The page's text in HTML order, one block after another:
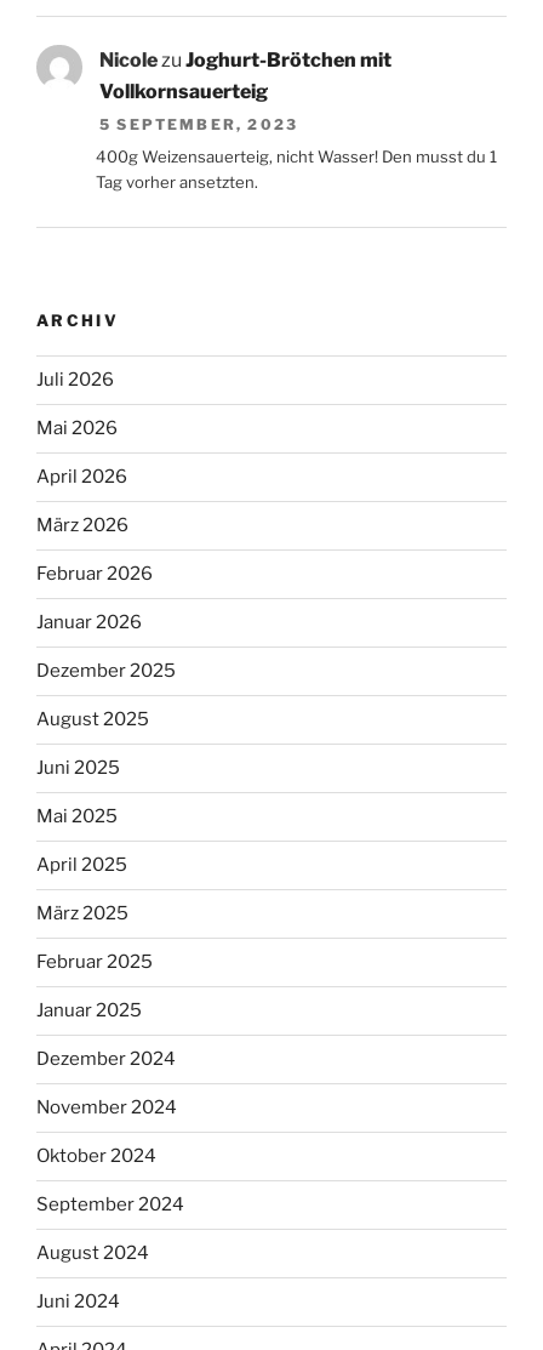
Nicole zu Joghurt-Brötchen mit
Vollkornsauerteig
5 SEPTEMBER, 2023
400g Weizensauerteig, nicht Wasser! Den musst du 1
Tag vorher ansetzten.
ARCHIV
Juli 2026
Mai 2026
April 2026
März 2026
Februar 2026
Januar 2026
Dezember 2025
August 2025
Juni 2025
Mai 2025
April 2025
März 2025
Februar 2025
Januar 2025
Dezember 2024
November 2024
Oktober 2024
September 2024
August 2024
Juni 2024